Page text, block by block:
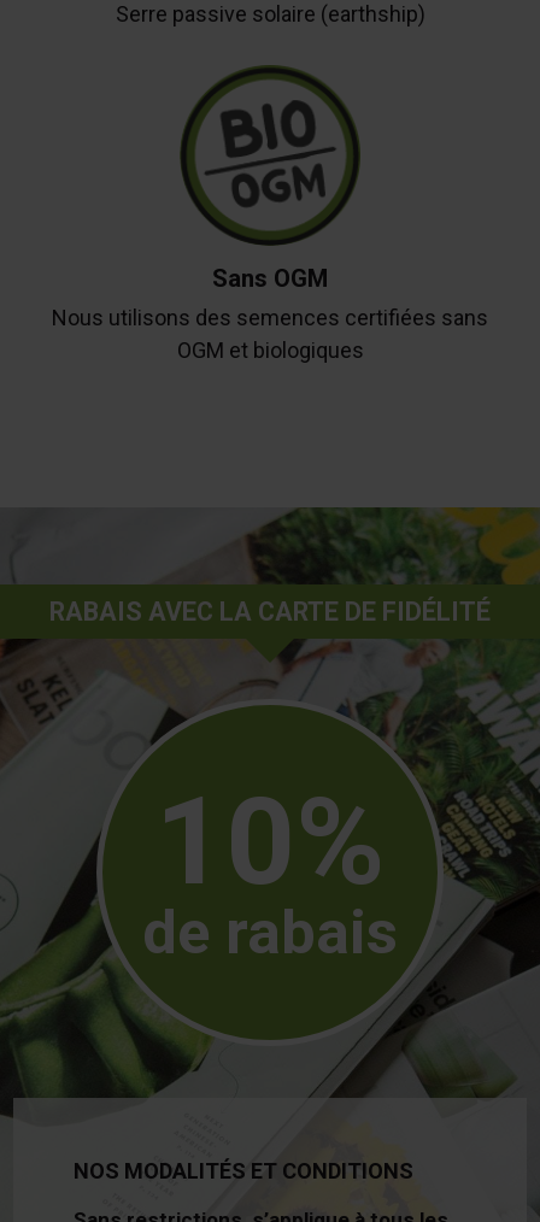
Serre passive solaire (earthship)
Sans OGM
Nous utilisons des semences certifiées sans
OGM et biologiques
RABAIS AVEC LA CARTE DE FIDÉLITÉ
10%
de rabais
NOS MODALITÉS ET CONDITIONS